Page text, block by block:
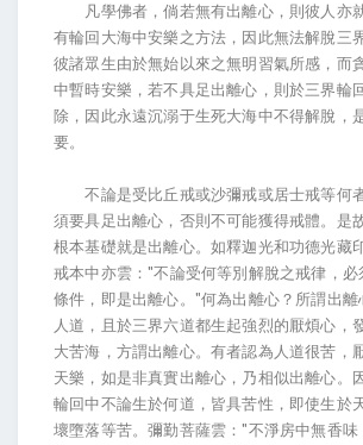
凡學佛者，倘若無有出離心，則彼人亦
有輪回大海中安樂之方法，因此無法解脫三
彼諸眾生由於無始以來之無明習氣所感，而
中暫時安樂，若不具足出離心，則於三界輪
除，因此永遠沉溺于生死大海中不得解脫，
要。
不論是受比丘戒或沙彌戒或居士戒等何
須要具足出離心，否則不可能獲得戒體。是
根本基礎就是出離心。如釋迦光和功德光藏
戒本中亦雲："不論受何等別解脫之戒律，必
條件，即是出離心。"何為出離心？所謂出
人道，且於三界六道都生起強烈的厭煩心，
大苦海，方謂出離心。有者認為人道很苦，
天樂，如是非真實出離心，乃相似出離心。
輪回中不論生於何道，皆具苦性，即使生於
壞墮落等苦。彌勤菩薩雲："不淨房中無香